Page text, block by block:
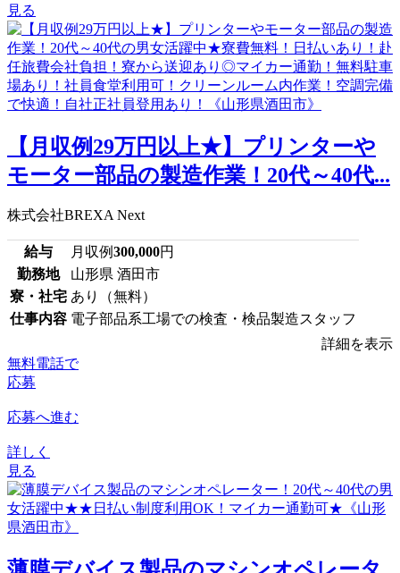
見る
【月収例29万円以上★】プリンターや
モーター部品の製造作業！20代～40代...
株式会社BREXA Next
給与 月収例300,000円
勤務地
山形県 酒田市
寮・社宅 あり（無料）
仕事内容 電子部品系工場での検査・検品製造スタッフ
詳細を表示
無料電話で
応募
応募へ進む
詳しく
見る